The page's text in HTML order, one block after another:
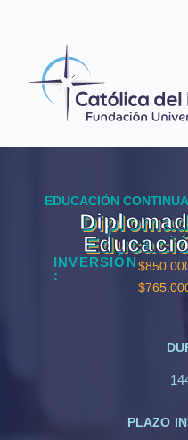
EDUCACIÓN CONTINUA
INVERSIÓN
:
PLAZO